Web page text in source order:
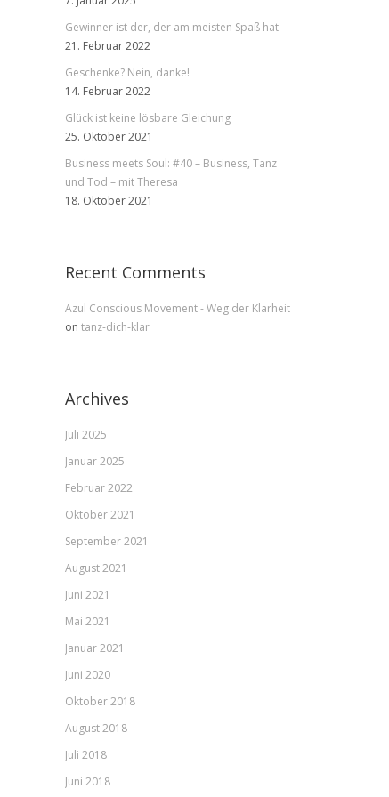
Gewinner ist der, der am meisten Spaß hat
21. Februar 2022
Geschenke? Nein, danke!
14. Februar 2022
Glück ist keine lösbare Gleichung
25. Oktober 2021
Business meets Soul: #40 – Business, Tanz
und Tod – mit Theresa
18. Oktober 2021
Recent Comments
Azul Conscious Movement - Weg der Klarheit
on tanz-dich-klar
Archives
Juli 2025
Januar 2025
Februar 2022
Oktober 2021
September 2021
August 2021
Juni 2021
Mai 2021
Januar 2021
Juni 2020
Oktober 2018
August 2018
Juli 2018
Juni 2018